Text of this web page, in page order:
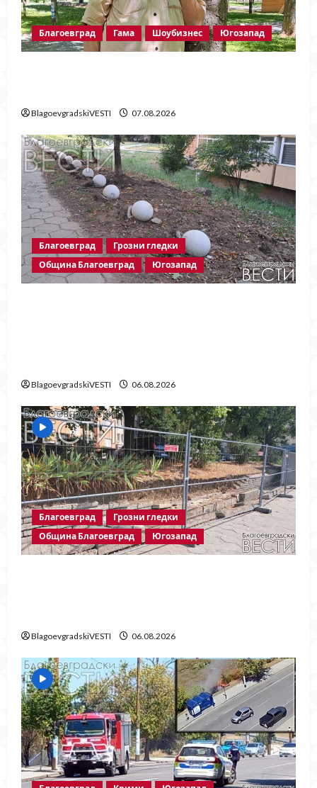
Благоевград Гама Шоубизнес Югозапад
BlagoevgradskiVESTI 07.08.2026
Благоевград
Грозни гледки
Община Благоевград
Югозапад
BlagoevgradskiVESTI 06.08.2026
Благоевград
Грозни гледки
Община Благоевград
Югозапад
BlagoevgradskiVESTI 06.08.2026